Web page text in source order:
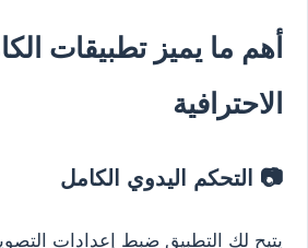
أهم ما يميز تطبيقات
الاحترافية
📷 التحكم اليدوي الكامل
يتيح لك التطبيق ضبط إعدادات